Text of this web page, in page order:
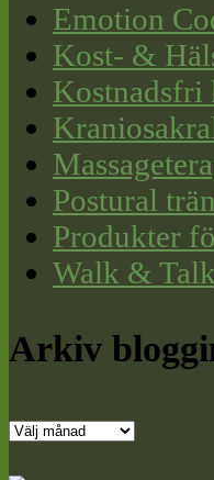
Emotion
Kost- &
Kostnadsfri
Postural
Produkter
Walk &
Arkiv
Arkiv